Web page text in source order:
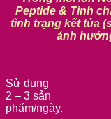
Peptide & Tinh
tình trạng kết tủa
ảnh
Sử dụng
2 – 3 sản
phẩm/ngày.